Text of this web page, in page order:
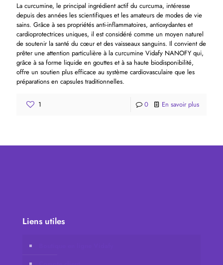
La curcumine, le principal ingrédient actif du curcuma, intéresse
depuis des années les scientifiques et les amateurs de modes de vie
sains. Grâce à ses propriétés anti-inflammatoires, antioxydantes et
cardioprotectrices uniques, il est considéré comme un moyen naturel
de soutenir la santé du cœur et des vaisseaux sanguins. Il convient de
prêter une attention particulière à la curcumine Vidafy NANOFY qui,
grâce à sa forme liquide en gouttes et à sa haute biodisponibilité,
offre un soutien plus efficace au système cardiovasculaire que les
préparations en capsules traditionnelles.
1 0 En savoir plus
Liens utiles